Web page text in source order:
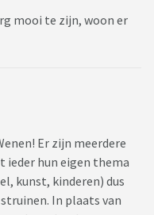
mooi te zijn, woon er
Er zijn meerdere
ieder hun eigen thema
kunst, kinderen) dus
In plaats van